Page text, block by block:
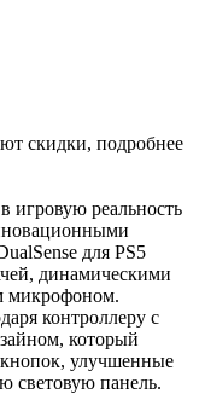
скидки, подробнее
игровую реальность
для PS5
динамическими
микрофоном.
контроллеру с
который
кнопок, улучшенные
световую панель.